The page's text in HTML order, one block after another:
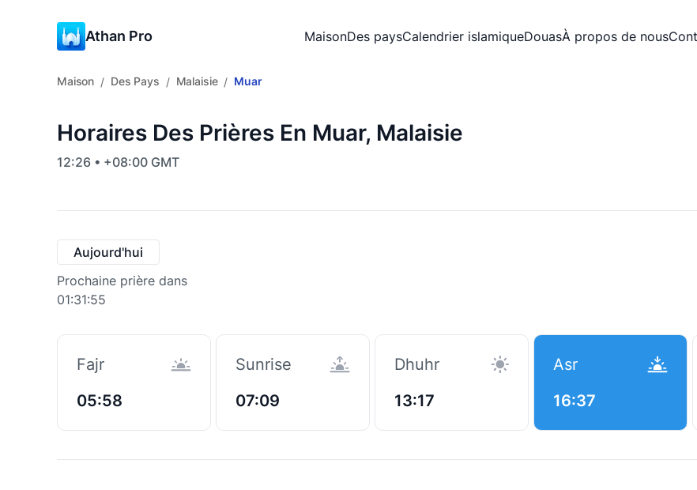
Athan Pro MaisonDes paysCalendrier islamiqueDouasÀ propos de nous
Maison / Des Pays / Malaisie / Muar
Horaires Des Prières En Muar, Malaisie
12:26 • +08:00 GMT
Aujourd'hui
Prochaine prière dans
01:31:54
Fajr
05:58
Sunrise
07:09
Dhuhr
13:17
Asr
16:37